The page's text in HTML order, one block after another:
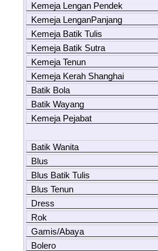
Kemeja Lengan Pendek
Kemeja LenganPanjang
Kemeja Batik Tulis
Kemeja Batik Sutra
Kemeja Tenun
Kemeja Kerah Shanghai
Batik Bola
Batik Wayang
Kemeja Pejabat
Batik Wanita
Blus
Blus Batik Tulis
Blus Tenun
Dress
Rok
Gamis/Abaya
Bolero